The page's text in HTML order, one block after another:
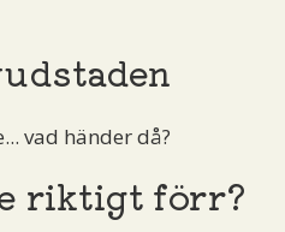
vad händer då?
riktigt förr?